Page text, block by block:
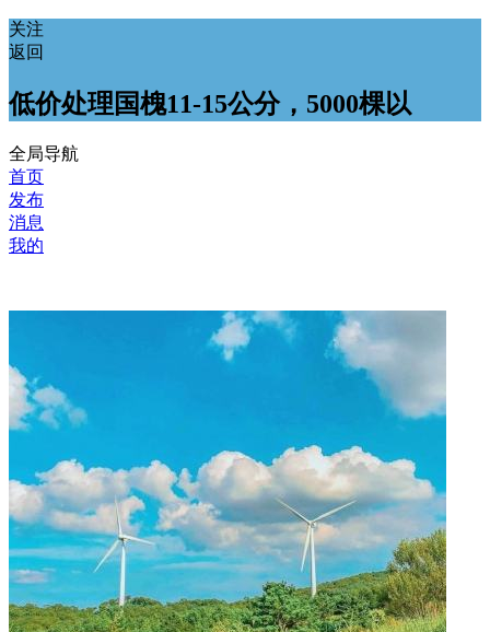
关注
返回
低价处理国槐11-15公分，5000棵以
全局导航
首页
发布
消息
我的